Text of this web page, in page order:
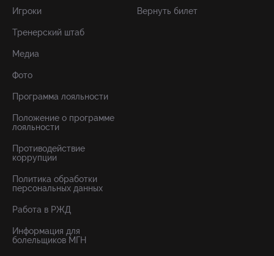
Игроки
Тренерский штаб
Медиа
Фото
Программа лояльности
Положение о программе
лояльности
Противодействие
коррупции
Политика обработки
персональных данных
Работа в РЖД
Информация для
болельщиков МГН
Вернуть билет